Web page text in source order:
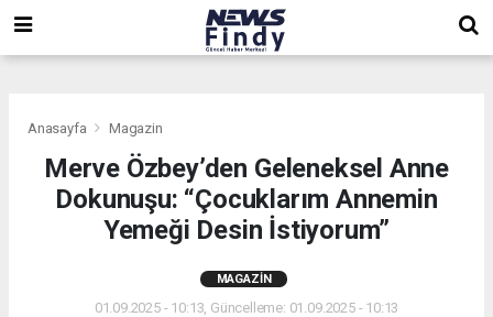
Anasayfa Magazin
Merve Özbey’den Geleneksel Anne
Dokunuşu: “Çocuklarım Annemin
Yemeği Desin İstiyorum”
MAGAZIN
01.09.2025 - 10:13, Güncelleme: 01.09.2025 - 10:13